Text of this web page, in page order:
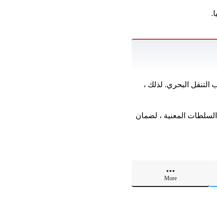
التنقل البحري. لذلك ،
السلطات المعنية ، لضمان
More